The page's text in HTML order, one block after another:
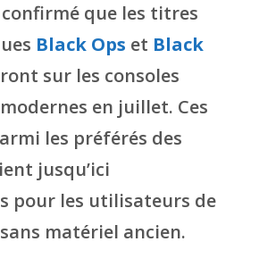
que les titres
Black Ops et Black
sur les consoles
en juillet. Ces
les préférés des
jusqu’ici
pour les utilisateurs de
matériel ancien.